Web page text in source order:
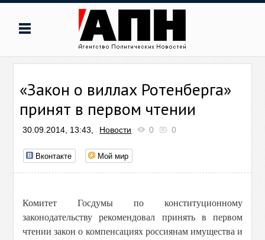
«Закон о виллах Ротенберга»
принят в первом чтении
30.09.2014, 13:43, Новости 0 0
Вконтакте Мой мир
Комитет Госдумы по конституционному
законодательству рекомендовал принять в первом
чтении закон о компенсациях россиянам имущества и